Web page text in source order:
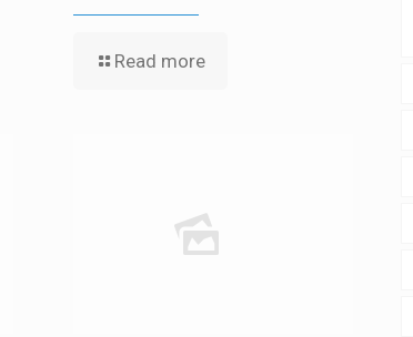
Read more